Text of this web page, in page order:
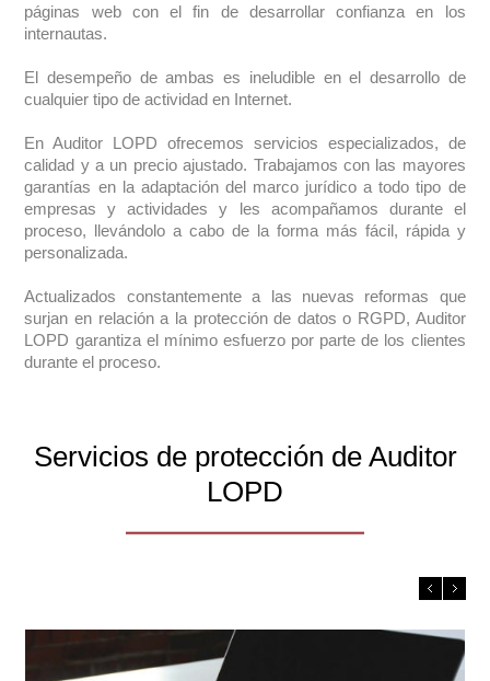
páginas web con el fin de desarrollar confianza en los
internautas.
El desempeño de ambas es ineludible en el desarrollo de
cualquier tipo de actividad en Internet.
En Auditor LOPD ofrecemos servicios especializados, de
calidad y a un precio ajustado. Trabajamos con las mayores
garantías en la adaptación del marco jurídico a todo tipo de
empresas y actividades y les acompañamos durante el
proceso, llevándolo a cabo de la forma más fácil, rápida y
personalizada.
Actualizados constantemente a las nuevas reformas que
surjan en relación a la protección de datos o RGPD, Auditor
LOPD garantiza el mínimo esfuerzo por parte de los clientes
durante el proceso.
Servicios de protección de Auditor
LOPD